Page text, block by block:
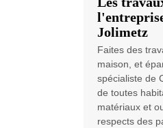
Jolimetz
Faites des
maison, et
spécialiste de
de toutes
matériaux et
respects des